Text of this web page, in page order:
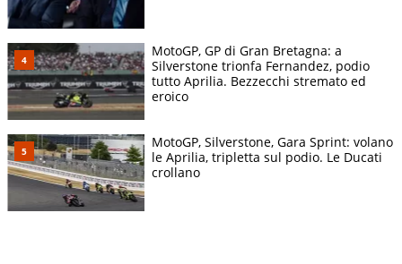
MotoGP, GP di Gran Bretagna: a
Silverstone trionfa Fernandez, podio
tutto Aprilia. Bezzecchi stremato ed
eroico
MotoGP, Silverstone, Gara Sprint: volano
le Aprilia, tripletta sul podio. Le Ducati
crollano